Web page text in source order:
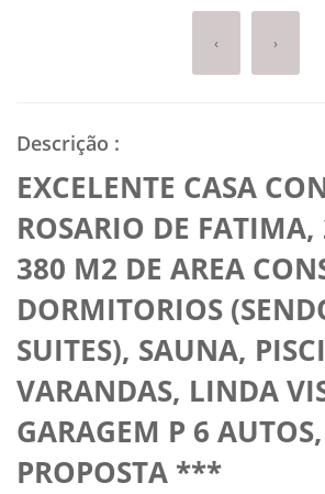
‹ ›
Descrição :
EXCELENTE CASA
ROSARIO DE
380 M2 DE AREA
DORMITORIOS
SUITES), SAUNA,
VARANDAS, LINDA
GARAGEM P 6
PROPOSTA ***